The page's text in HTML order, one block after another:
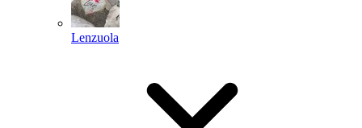
Lenzuola